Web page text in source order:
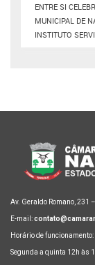
ENTRE SI
MUNICIPAL DE
INSTITUTO
Av. Geraldo Romano, 231
E-mail:
Horário de funcionamento:
Segunda a quinta 12h às